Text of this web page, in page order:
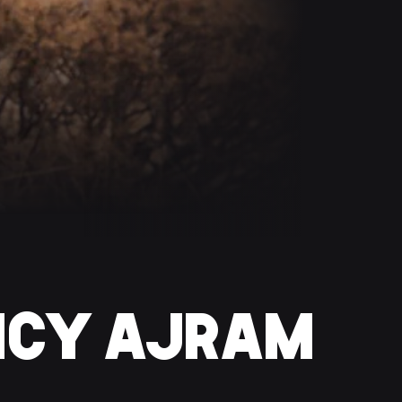
AJRAM-